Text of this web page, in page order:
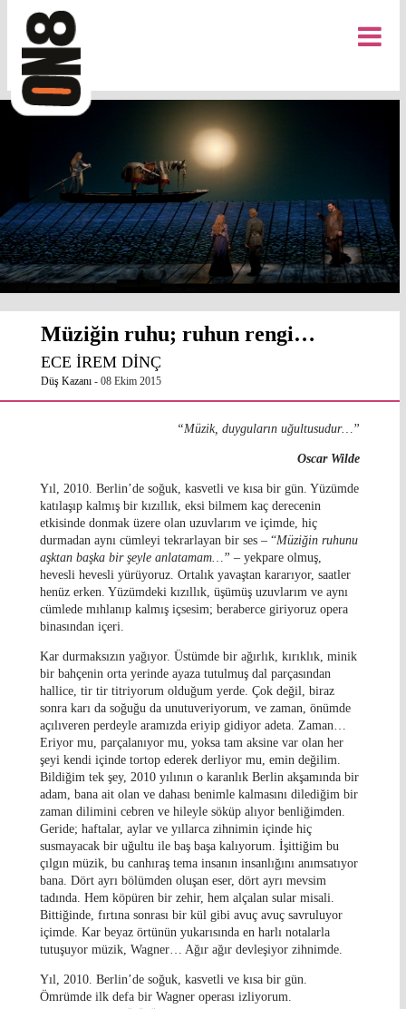
Müziğin ruhu; ruhun rengi…
ECE İREM DİNÇ
Düş Kazanı - 08 Ekim 2015
“Müzik, duyguların uğultusudur…”
Oscar Wilde
Yıl, 2010. Berlin’de soğuk, kasvetli ve kısa bir gün. Yüzümde
katılaşıp kalmış bir kızıllık, eksi bilmem kaç derecenin
etkisinde donmak üzere olan uzuvlarım ve içimde, hiç
durmadan aynı cümleyi tekrarlayan bir ses – “Müziğin ruhunu
aşktan başka bir şeyle anlatamam…” – yekpare olmuş,
hevesli hevesli yürüyoruz. Ortalık yavaştan kararıyor, saatler
henüz erken. Yüzümdeki kızıllık, üşümüş uzuvlarım ve aynı
cümlede mıhlanıp kalmış içsesim; beraberce giriyoruz opera
binasından içeri.
Kar durmaksızın yağıyor. Üstümde bir ağırlık, kırıklık, minik
bir bahçenin orta yerinde ayaza tutulmuş dal parçasından
hallice, tir tir titriyorum olduğum yerde. Çok değil, biraz
sonra karı da soğuğu da unutuveriyorum, ve zaman, önümde
açılıveren perdeyle aramızda eriyip gidiyor adeta. Zaman…
Eriyor mu, parçalanıyor mu, yoksa tam aksine var olan her
şeyi kendi içinde tortop ederek derliyor mu, emin değilim.
Bildiğim tek şey, 2010 yılının o karanlık Berlin akşamında bir
adam, bana ait olan ve dahası benimle kalmasını dilediğim bir
zaman dilimini cebren ve hileyle söküp alıyor benliğimden.
Geride; haftalar, aylar ve yıllarca zihnimin içinde hiç
susmayacak bir uğultu ile baş başa kalıyorum. İşittiğim bu
çılgın müzik, bu canhıraş tema insanın insanlığını anımsatıyor
bana. Dört ayrı bölümden oluşan eser, dört ayrı mevsim
tadında. Hem köpüren bir zehir, hem alçalan sular misali.
Bittiğinde, fırtına sonrası bir kül gibi avuç avuç savruluyor
içimde. Kar beyaz örtünün yukarısında en harlı notalarla
tutuşuyor müzik, Wagner… Ağır ağır devleşiyor zihnimde.
Yıl, 2010. Berlin’de soğuk, kasvetli ve kısa bir gün.
Ömrümde ilk defa bir Wagner operası izliyorum.